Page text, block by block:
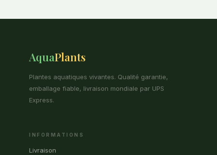
AquaPlants
Plantes aquatiques vivantes. Qualité garantie,
emballage fiable, livraison mondiale par UPS
Express.
INFORMATIONS
Livraison